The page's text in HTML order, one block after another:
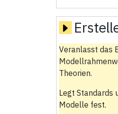
Veranlasst das
Theorien.
Legt Standards
Modelle fest.